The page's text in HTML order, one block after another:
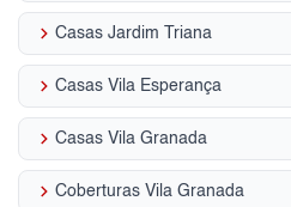
keyboard_arrow_right Casas Jardim Triana
keyboard_arrow_right Casas Vila Esperança
keyboard_arrow_right Casas Vila Granada
keyboard_arrow_right Coberturas Vila Granada